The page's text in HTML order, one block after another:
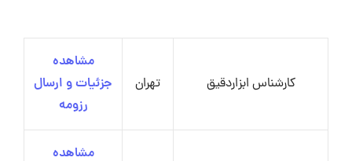
کارشناس ابزاردقیق تهران
مشاهده
جزئیات و ارسال
رزومه
مشاهده